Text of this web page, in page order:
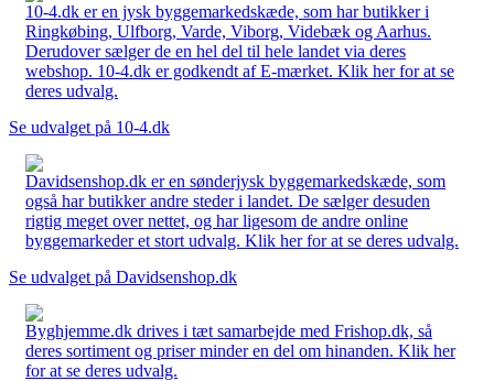
10-4.dk er en jysk byggemarkedskæde, som har butikker i
Ringkøbing, Ulfborg, Varde, Viborg, Videbæk og Aarhus.
Derudover sælger de en hel del til hele landet via deres
webshop. 10-4.dk er godkendt af E-mærket. Klik her for at se
deres udvalg.
Se udvalget på 10-4.dk
Davidsenshop.dk er en sønderjysk byggemarkedskæde, som
også har butikker andre steder i landet. De sælger desuden
rigtig meget over nettet, og har ligesom de andre online
byggemarkeder et stort udvalg. Klik her for at se deres udvalg.
Se udvalget på Davidsenshop.dk
Byghjemme.dk drives i tæt samarbejde med Frishop.dk, så
deres sortiment og priser minder en del om hinanden. Klik her
for at se deres udvalg.